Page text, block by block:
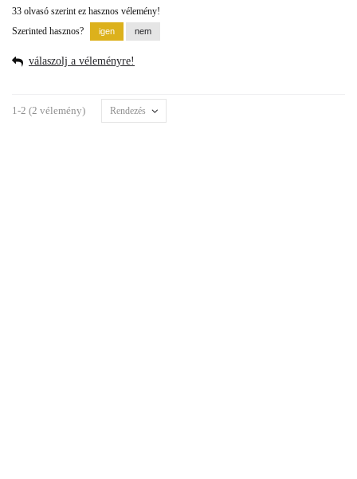
33 olvasó szerint ez hasznos vélemény!
Szerinted hasznos?
válaszolj a véleményre!
1-2 (2 vélemény) Rendezés